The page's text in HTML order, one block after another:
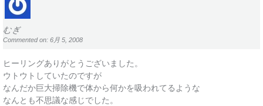
むぎ
Commented on: 6月 5, 2008
ヒーリングありがとうございました。
ウトウトしていたのですが
なんだか巨大掃除機で体から何かを吸われてるような
なんとも不思議な感じでした。